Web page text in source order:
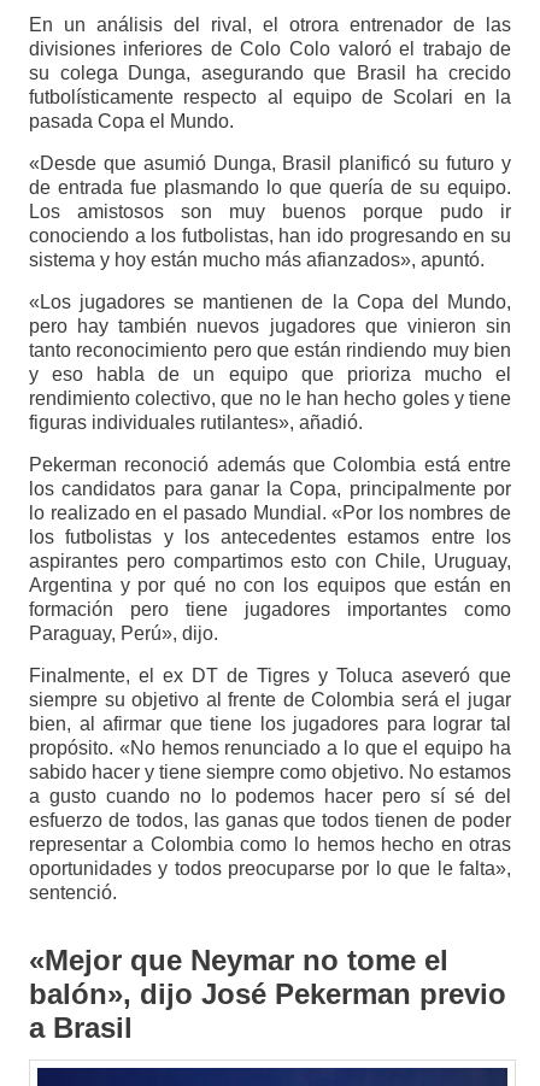
En un análisis del rival, el otrora entrenador de las
divisiones inferiores de Colo Colo valoró el trabajo de
su colega Dunga, asegurando que Brasil ha crecido
futbolísticamente respecto al equipo de Scolari en la
pasada Copa el Mundo.
«Desde que asumió Dunga, Brasil planificó su futuro y
de entrada fue plasmando lo que quería de su equipo.
Los amistosos son muy buenos porque pudo ir
conociendo a los futbolistas, han ido progresando en su
sistema y hoy están mucho más afianzados», apuntó.
«Los jugadores se mantienen de la Copa del Mundo,
pero hay también nuevos jugadores que vinieron sin
tanto reconocimiento pero que están rindiendo muy bien
y eso habla de un equipo que prioriza mucho el
rendimiento colectivo, que no le han hecho goles y tiene
figuras individuales rutilantes», añadió.
Pekerman reconoció además que Colombia está entre
los candidatos para ganar la Copa, principalmente por
lo realizado en el pasado Mundial. «Por los nombres de
los futbolistas y los antecedentes estamos entre los
aspirantes pero compartimos esto con Chile, Uruguay,
Argentina y por qué no con los equipos que están en
formación pero tiene jugadores importantes como
Paraguay, Perú», dijo.
Finalmente, el ex DT de Tigres y Toluca aseveró que
siempre su objetivo al frente de Colombia será el jugar
bien, al afirmar que tiene los jugadores para lograr tal
propósito. «No hemos renunciado a lo que el equipo ha
sabido hacer y tiene siempre como objetivo. No estamos
a gusto cuando no lo podemos hacer pero sí sé del
esfuerzo de todos, las ganas que todos tienen de poder
representar a Colombia como lo hemos hecho en otras
oportunidades y todos preocuparse por lo que le falta»,
sentenció.
«Mejor que Neymar no tome el
balón», dijo José Pekerman previo
a Brasil